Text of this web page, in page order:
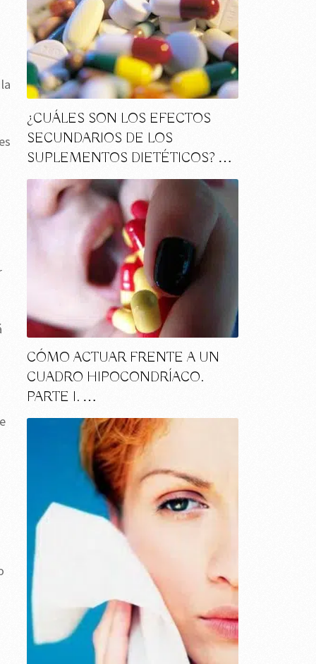
¿CUÁLES SON LOS EFECTOS
SECUNDARIOS DE LOS
SUPLEMENTOS DIETÉTICOS? …
CÓMO ACTUAR FRENTE A UN
CUADRO HIPOCONDRÍACO.
PARTE I. …